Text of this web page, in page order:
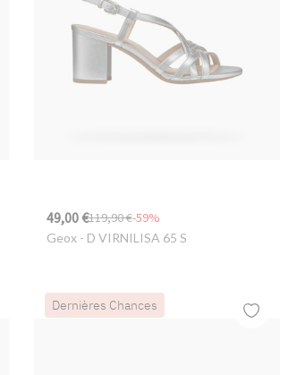
49,00 €119,90 €-59%
Geox- D VIRNILISA 65 S
Dernières Chances